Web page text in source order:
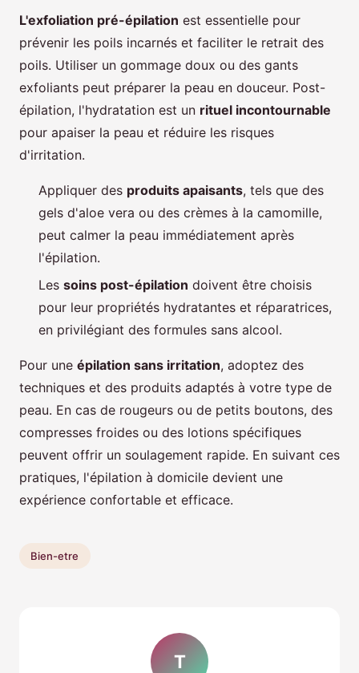
L'exfoliation pré-épilation est essentielle pour
prévenir les poils incarnés et faciliter le retrait des
poils. Utiliser un gommage doux ou des gants
exfoliants peut préparer la peau en douceur. Post-
épilation, l'hydratation est un rituel incontournable
pour apaiser la peau et réduire les risques
d'irritation.
Appliquer des produits apaisants, tels que des
gels d'aloe vera ou des crèmes à la camomille,
peut calmer la peau immédiatement après
l'épilation.
Les soins post-épilation doivent être choisis
pour leur propriétés hydratantes et réparatrices,
en privilégiant des formules sans alcool.
Pour une épilation sans irritation, adoptez des
techniques et des produits adaptés à votre type de
peau. En cas de rougeurs ou de petits boutons, des
compresses froides ou des lotions spécifiques
peuvent offrir un soulagement rapide. En suivant ces
pratiques, l'épilation à domicile devient une
expérience confortable et efficace.
Bien-etre
T